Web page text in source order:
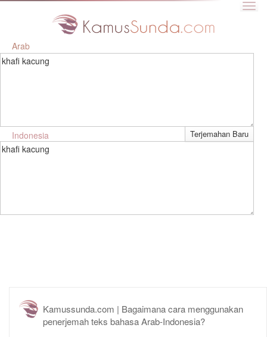
Arab
khafi kacung
Indonesia
khafi kacung
Kamussunda.com | Bagaimana cara menggunakan
penerjemah teks bahasa Arab-Indonesia?